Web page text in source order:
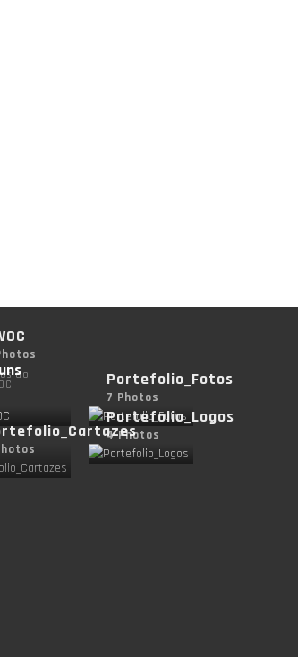
do Portefolio_Fotos
7 Photos
Portefolio_Logos
4 Photos